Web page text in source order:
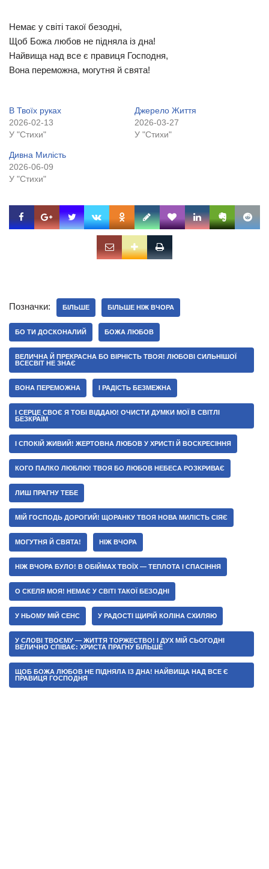
Немає у світі такої безодні,
Щоб Божа любов не підняла із дна!
Найвища над все є правиця Господня,
Вона переможна, могутня й свята!
В Твоїх руках
2026-02-13
У "Стихи"
Джерело Життя
2026-03-27
У "Стихи"
Дивна Милість
2026-06-09
У "Стихи"
Позначки: БІЛЬШЕ БІЛЬШЕ НІЖ ВЧОРА
БО ТИ ДОСКОНАЛИЙ БОЖА ЛЮБОВ
ВЕЛИЧНА Й ПРЕКРАСНА БО ВІРНІСТЬ ТВОЯ! ЛЮБОВІ СИЛЬНІШОЇ
ВСЕСВІТ НЕ ЗНАЄ
ВОНА ПЕРЕМОЖНА І РАДІСТЬ БЕЗМЕЖНА
І СЕРЦЕ СВОЄ Я ТОБІ ВІДДАЮ! ОЧИСТИ ДУМКИ МОЇ В СВІТЛІ
БЕЗКРАЇМ
І СПОКІЙ ЖИВИЙ! ЖЕРТОВНА ЛЮБОВ У ХРИСТІ Й ВОСКРЕСІННЯ
КОГО ПАЛКО ЛЮБЛЮ! ТВОЯ БО ЛЮБОВ НЕБЕСА РОЗКРИВАЄ
ЛИШ ПРАГНУ ТЕБЕ
МІЙ ГОСПОДЬ ДОРОГИЙ! ЩОРАНКУ ТВОЯ НОВА МИЛІСТЬ СІЯЄ
МОГУТНЯ Й СВЯТА! НІЖ ВЧОРА
НІЖ ВЧОРА БУЛО! В ОБІЙМАХ ТВОЇХ — ТЕПЛОТА І СПАСІННЯ
О СКЕЛЯ МОЯ! НЕМАЄ У СВІТІ ТАКОЇ БЕЗОДНІ
У НЬОМУ МІЙ СЕНС У РАДОСТІ ЩИРІЙ КОЛІНА СХИЛЯЮ
У СЛОВІ ТВОЄМУ — ЖИТТЯ ТОРЖЕСТВО! І ДУХ МІЙ СЬОГОДНІ
ВЕЛИЧНО СПІВАЄ: ХРИСТА ПРАГНУ БІЛЬШЕ
ЩОБ БОЖА ЛЮБОВ НЕ ПІДНЯЛА ІЗ ДНА! НАЙВИЩА НАД ВСЕ Є
ПРАВИЦЯ ГОСПОДНЯ